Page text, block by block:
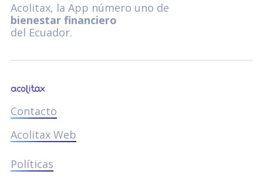
Acolitax, la App número uno de
bienestar financiero
del Ecuador.
Contacto
Acolitax Web
Políticas